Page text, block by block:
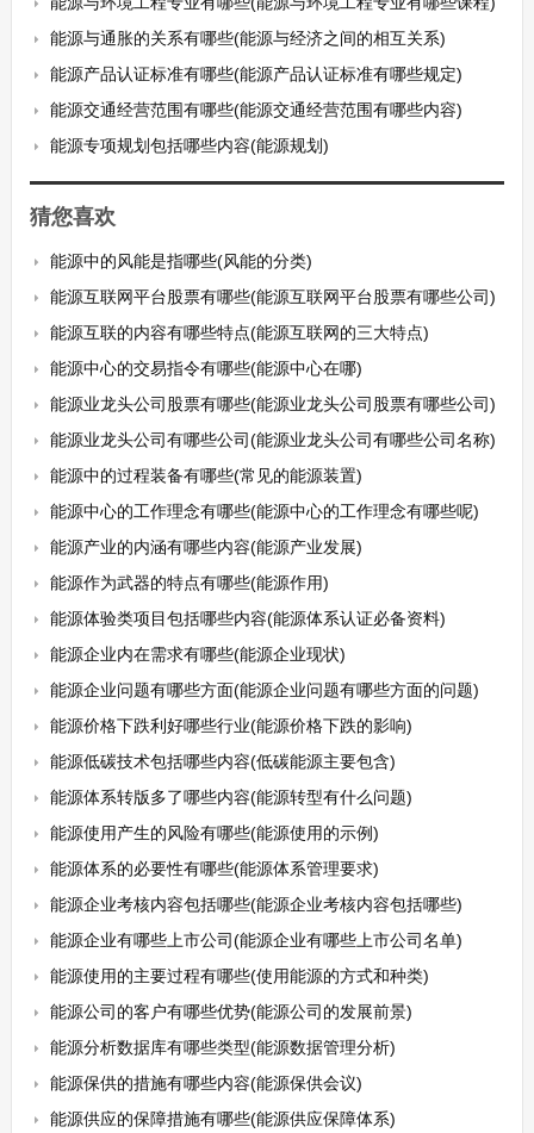
能源与通胀的关系有哪些(能源与经济之间的相互关系)
能源产品认证标准有哪些(能源产品认证标准有哪些规定)
能源交通经营范围有哪些(能源交通经营范围有哪些内容)
能源专项规划包括哪些内容(能源规划)
猜您喜欢
能源中的风能是指哪些(风能的分类)
能源互联网平台股票有哪些(能源互联网平台股票有哪些公司)
能源互联的内容有哪些特点(能源互联网的三大特点)
能源中心的交易指令有哪些(能源中心在哪)
能源业龙头公司股票有哪些(能源业龙头公司股票有哪些公司)
能源业龙头公司有哪些公司(能源业龙头公司有哪些公司名称)
能源中的过程装备有哪些(常见的能源装置)
能源中心的工作理念有哪些(能源中心的工作理念有哪些呢)
能源产业的内涵有哪些内容(能源产业发展)
能源作为武器的特点有哪些(能源作用)
能源体验类项目包括哪些内容(能源体系认证必备资料)
能源企业内在需求有哪些(能源企业现状)
能源企业问题有哪些方面(能源企业问题有哪些方面的问题)
能源价格下跌利好哪些行业(能源价格下跌的影响)
能源低碳技术包括哪些内容(低碳能源主要包含)
能源体系转版多了哪些内容(能源转型有什么问题)
能源使用产生的风险有哪些(能源使用的示例)
能源体系的必要性有哪些(能源体系管理要求)
能源企业考核内容包括哪些(能源企业考核内容包括哪些)
能源企业有哪些上市公司(能源企业有哪些上市公司名单)
能源使用的主要过程有哪些(使用能源的方式和种类)
能源公司的客户有哪些优势(能源公司的发展前景)
能源分析数据库有哪些类型(能源数据管理分析)
能源保供的措施有哪些内容(能源保供会议)
能源供应的保障措施有哪些(能源供应保障体系)